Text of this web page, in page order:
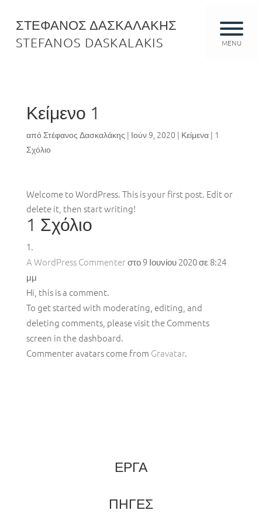
ΣΤΕΦΑΝΟΣ ΔΑΣΚΑΛΑΚΗΣ
STEFANOS DASKALAKIS
MENU
Κείμενο 1
απόΣτέφανος Δασκαλάκης | Ιούν 9, 2020 | Κείμενα| 1
Σχόλιο
Welcome to WordPress. This is your first post. Edit or
delete it, then start writing!
1 Σχόλιο
A WordPress Commenterστο 9 Ιουνίου 2020 σε 8:24
μμ
Hi, this is a comment.
To get started with moderating, editing, and
deleting comments, please visit the Comments
screen in the dashboard.
Commenter avatars come from Gravatar.
ΕΡΓΑ
ΠΗΓΕΣ